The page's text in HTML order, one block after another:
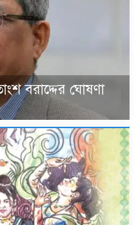
বরাদ্দের ঘোষণা